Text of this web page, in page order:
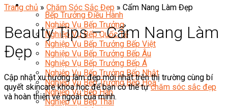
Đầu Bếp
Bếp Trưởng Điều Hành
Nghiệp Vụ Bếp Trưởng
Nghiệp Vụ Bếp Quốc Tế
Nghiệp Vụ Bếp Trưởng Bếp Việt
Nghiệp Vụ Bếp Trưởng Bếp Âu
Nghiệp Vụ Bếp Trưởng Bếp Á
Nghiệp Vụ Bếp Trưởng Bếp Nhật
Nghiệp Vụ Bếp Trưởng Bếp Hoa
Nghiệp Vụ Bếp Hàn
Nghiệp Vụ Bếp Thái
Trang chủ » Chăm Sóc Sắc Đẹp » Cẩm Nang Làm Đẹp
Beauty Tips – Cẩm Nang Làm
Đẹp
Cập nhật xu hướng làm đẹp mới nhất trên thị trường cùng bí
quyết skincare khoa học để bạn có thể tựchăm sóc sắc đẹp
và hoàn thiện vẻ ngoài của mình.